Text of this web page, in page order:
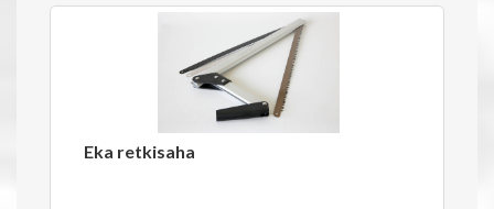
Eka retkisaha